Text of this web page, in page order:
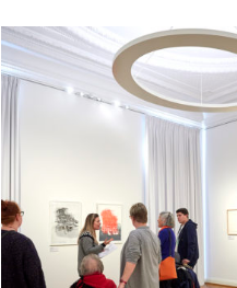
d'infos
sur
Édouard